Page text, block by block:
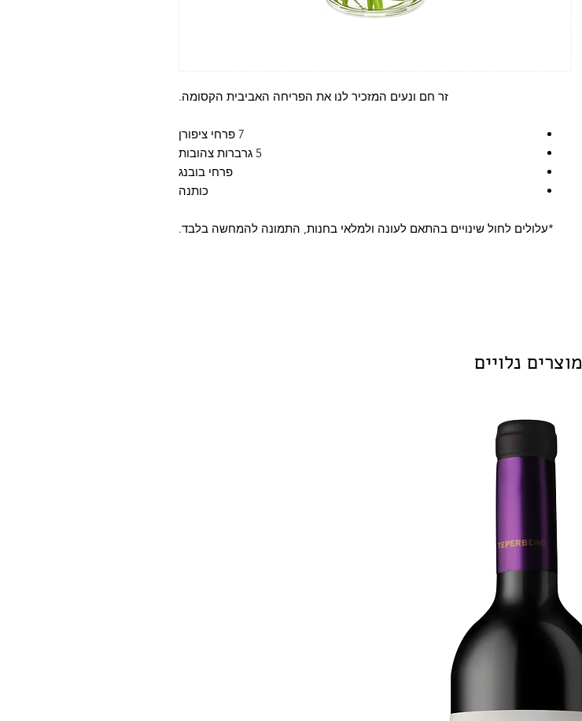
זר חם ונעים המזכיר לנו את הפריחה האביבית הקסומה.
7 פרחי ציפורן
5 גרברות צהובות
פרחי בובנג
כותנה
*עלולים לחול שינויים בהתאם לעונה ולמלאי בחנות, התמונה להמחשה בלבד.
מוצרים נלויים